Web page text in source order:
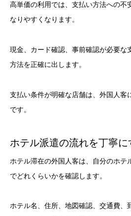
高単価の利用では、支払い方法への不
なりやすくなります。
現金、カード確認、事前確認が必要な
方法を正確に出します。
支払い条件が明確な店舗は、外国人客
です。
ホテル派遣の流れを丁寧に
ホテル滞在の外国人客は、自分のホテ
でどれくらいかを確認します。
ホテル名、住所、地図確認、交通費、